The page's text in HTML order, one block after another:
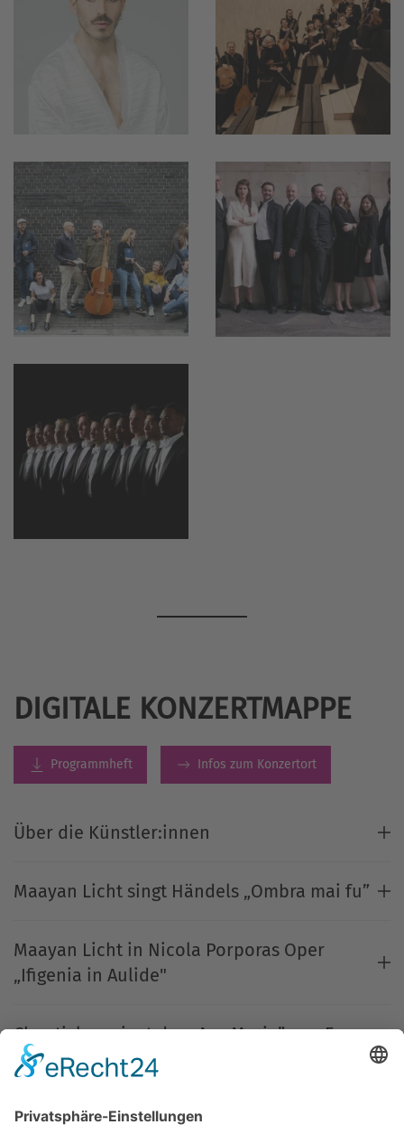
vergrößern
vergrößern vergrößern
vergrößern
DIGITALE KONZERTMAPPE
Programmheft Infos zum Konzertort
Über die Künstler:innen
Maayan Licht singt Händels „Ombra mai fu”
Maayan Licht in Nicola Porporas Oper
„Ifigenia in Aulide"
Chanticleer singt das „Ave Maria” von Franz
Biebl
Solomon’s Knot mit Bachs „Tönet, ihr